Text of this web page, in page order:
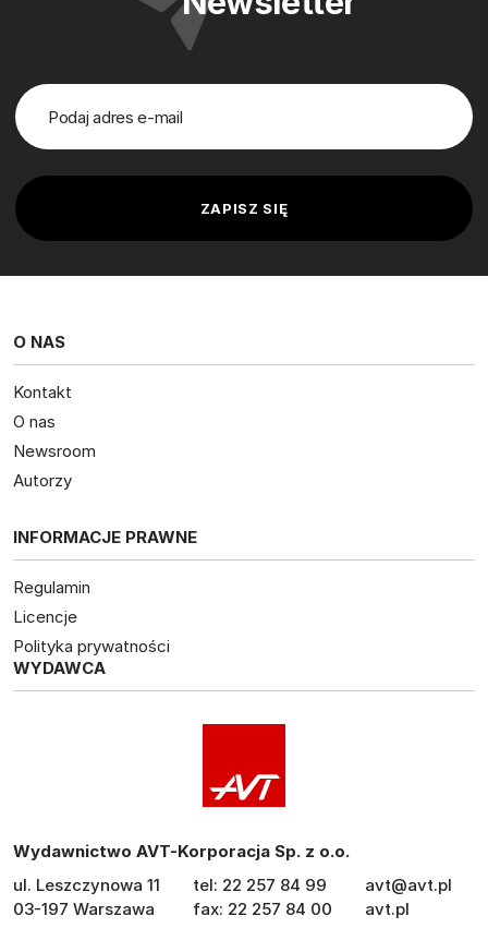
O NAS
Kontakt
O nas
Newsroom
Autorzy
INFORMACJE PRAWNE
Regulamin
Licencje
Polityka prywatności
WYDAWCA
Wydawnictwo AVT-Korporacja Sp. z o.o.
ul. Leszczynowa 11
03-197 Warszawa
tel: 22 257 84 99
fax: 22 257 84 00
avt@avt.pl
avt.pl